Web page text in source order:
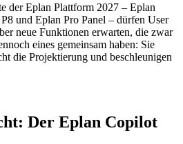
der Eplan Plattform 2027 – Eplan
und Eplan Pro Panel – dürfen User
neue Funktionen erwarten, die zwar
eines gemeinsam haben: Sie
die Projektierung und beschleunigen
Der Eplan Copilot